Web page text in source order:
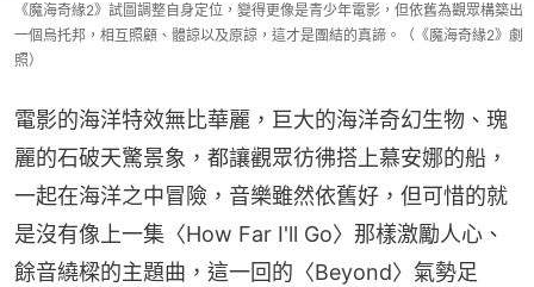
《魔海奇緣2》試圖調整自身定位，變得更像是青少年電影，但依舊為觀眾構築出
一個烏托邦，相互照顧、體諒以及原諒，這才是團結的真諦。（《魔海奇緣2》劇
照）
電影的海洋特效無比華麗，巨大的海洋奇幻生物、瑰
麗的石破天驚景象，都讓觀眾彷彿搭上慕安娜的船，
一起在海洋之中冒險，音樂雖然依舊好，但可惜的就
是沒有像上一集〈How Far I'll Go〉那樣激勵人心、
餘音繞樑的主題曲，這一回的〈Beyond〉氣勢足